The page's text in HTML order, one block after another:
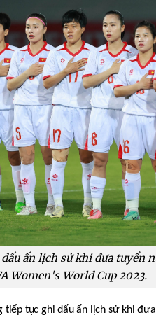
ấn lịch sử khi đưa tuyển
Women's World Cup 2023.
tiếp tục ghi dấu ấn lịch sử khi